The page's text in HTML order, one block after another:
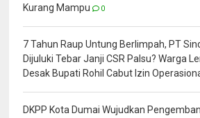
Kurang Mampu
0
7 Tahun Raup Untung Berlimpah, PT
Dijuluki Tebar Janji CSR Palsu? Warga
Desak Bupati Rohil Cabut Izin
DKPP Kota Dumai Wujudkan